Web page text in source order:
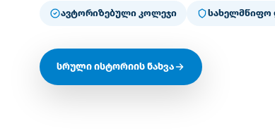
ავტორიზებული კოლეჯი სახელმწიფო
სრული ისტორიის ნახვა